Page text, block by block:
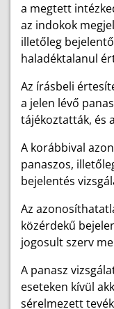
a megtett
az indokok
illetőleg
haladéktalanul
Az írásbeli
a jelen lévő
tájékoztatták, és
A korábbival
panaszos,
bejelentés
Az
közérdekű
jogosult szerv
A panasz
eseteken kívül
sérelmezett